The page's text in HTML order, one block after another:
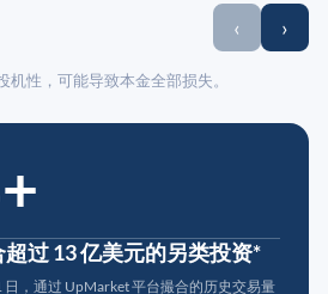
‹ ›
性，可能导致本金全部损失。
过 13 亿美元的另类投资*
日，通过 UpMarket 平台撮合的历史交易量